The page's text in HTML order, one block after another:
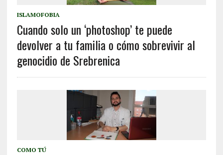
ISLAMOFOBIA
Cuando solo un ‘photoshop’ te puede
devolver a tu familia o cómo sobrevivir al
genocidio de Srebrenica
COMO TÚ